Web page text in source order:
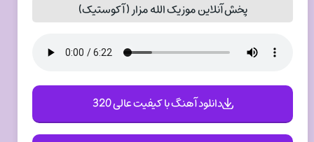
پخش آنلاین موزیک الله مزار (آکوستیک)
دانلود آهنگ با کیفیت عالی 320